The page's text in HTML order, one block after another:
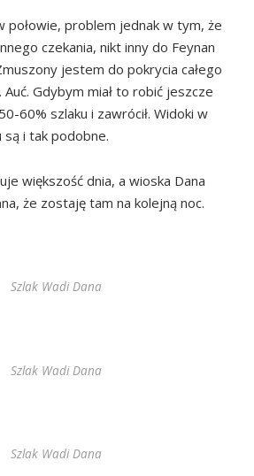
połowie, problem jednak w tym, że
czekania, nikt inny do Feynan
jestem do pokrycia całego
Gdybym miał to robić jeszcze
60% szlaku i zawrócił. Widoki w
są i tak podobne.
większość dnia, a wioska Dana
że zostaję tam na kolejną noc.
Szlak Wadi Dana
Szlak Wadi Dana
Szlak Wadi Dana